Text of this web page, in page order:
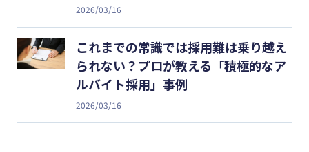
2026/03/16
これまでの常識では採用難は乗り越え
られない？プロが教える「積極的なア
ルバイト採用」事例
2026/03/16